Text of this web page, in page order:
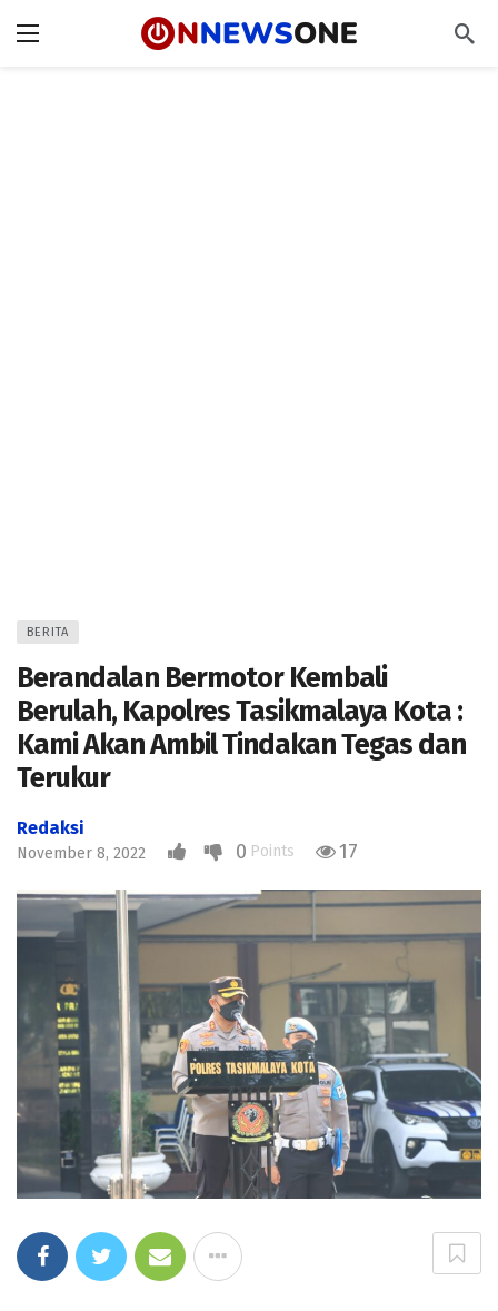
BERITA
Berandalan Bermotor Kembali
Berulah, Kapolres Tasikmalaya Kota :
Kami Akan Ambil Tindakan Tegas dan
Terukur
Redaksi
November 8, 2022 0 Points 17